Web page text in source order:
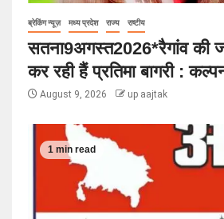
ब्रेकिंग न्यूज़ मध्य प्रदेश राज्य राष्टीय
सतना9अगस्त2026*रैगांव की
कर रही हैं प्रतिमा बागरी :
August 9, 2026 up aajtak
1 min read